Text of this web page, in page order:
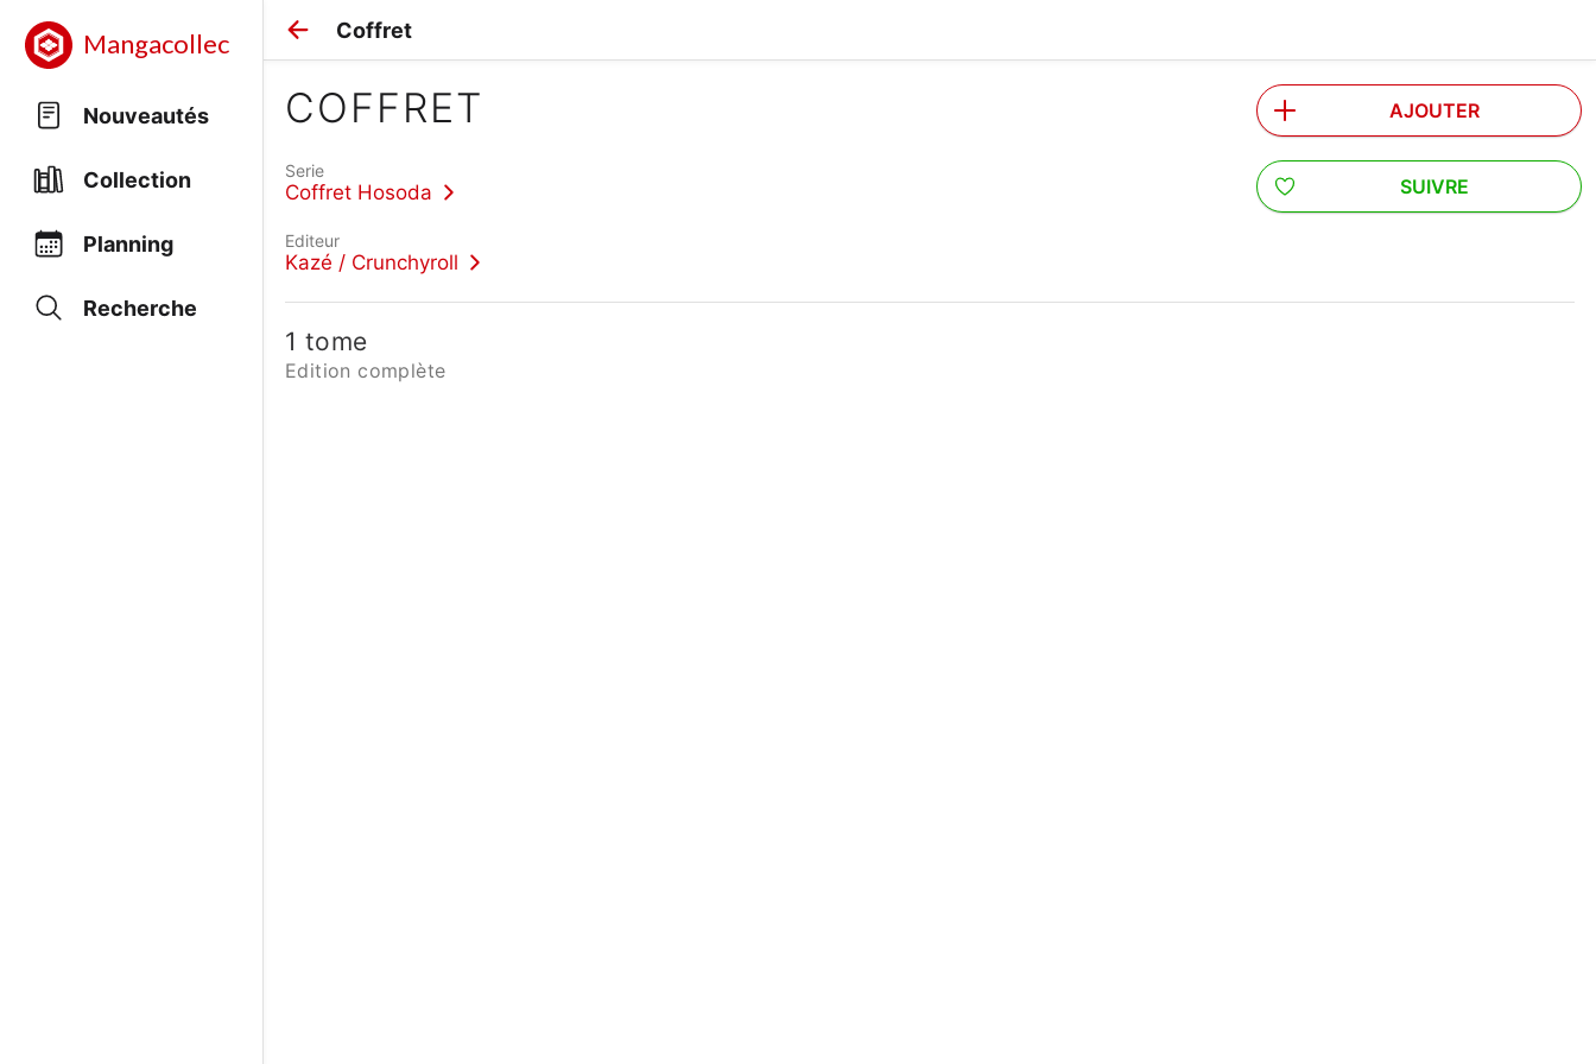
Mangacollec
Nouveautés
Collection
Planning
Recherche
Coffret
COFFRET
Serie
Coffret Hosoda
Editeur
Kazé / Crunchyroll
AJOUTER
SUIVRE
1 tome
Edition complète